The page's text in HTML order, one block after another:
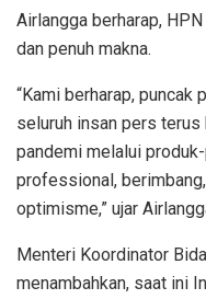
Airlangga berharap,
dan penuh makna.
“Kami berharap, puncak
seluruh insan pers
pandemi melalui
professional,
optimisme,” ujar
Menteri Koordinator
menambahkan, saat ini